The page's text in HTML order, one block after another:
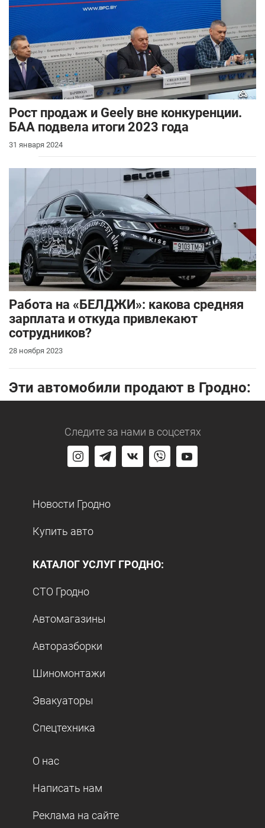
Рост продаж и Geely вне конкуренции.
БАА подвела итоги 2023 года
31 января 2024
Работа на «БЕЛДЖИ»: какова средняя
зарплата и откуда привлекают
сотрудников?
28 ноября 2023
Эти автомобили продают в Гродно:
Следите за нами в соцсетях
Новости Гродно
Купить авто
КАТАЛОГ УСЛУГ ГРОДНО:
СТО Гродно
Автомагазины
Авторазборки
Шиномонтажи
Эвакуаторы
Спецтехника
О нас
Написать нам
Реклама на сайте